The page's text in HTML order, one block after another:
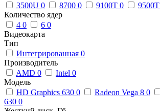
3500U 0 8700 0 9100T 0 9500T
Количество ядер
4 0 6 0
Видеокарта
Тип
Интегрированная 0
Производитель
AMD 0 Intel 0
Модель
HD Graphics 630 0 Radeon Vega 8 0
630 0